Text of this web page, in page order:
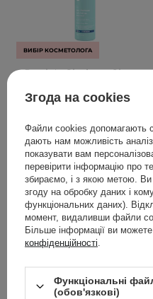
ВИБІР КОСМЕТОЛОГА
Paula's Choice - Clear -
Redness Exfoliating
Відлущувальний тонік із
2% саліциловою
кислотою - 118ml
76
1 299,00 ГРН
Згода на cookies
Файли cookies допомагають
дають нам можливість
показувати вам
перевірити інформацію про
збираємо, і з якою метою.
згоду на обробку даних і
функціональних даних).
момент, видаливши файли
Більше інформації ви
конфіденційності
Функціональні
(обов'язкові)